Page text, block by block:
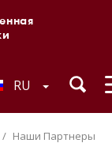
RU
Наши Партнеры